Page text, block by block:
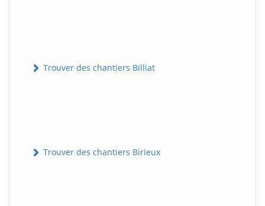
Trouver des chantiers Billiat
Trouver des chantiers Birieux